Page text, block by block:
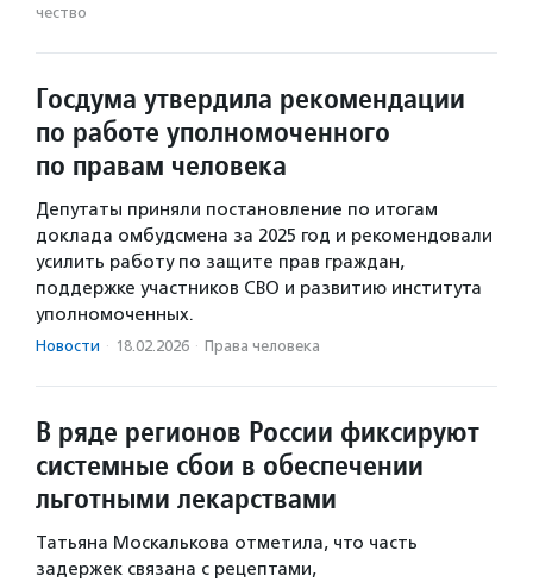
чест­во
Госдума утвердила рекомендации
по работе уполномоченного
по правам человека
Депутаты приняли постановление по итогам
доклада омбудсмена за 2025 год и рекомендовали
усилить работу по защите прав граждан,
поддержке участников СВО и развитию института
уполномоченных.
Новости · 18.02.2026 · Права человека
В ряде регионов России фиксируют
системные сбои в обеспечении
льготными лекарствами
Татьяна Москалькова отметила, что часть
задержек связана с рецептами,